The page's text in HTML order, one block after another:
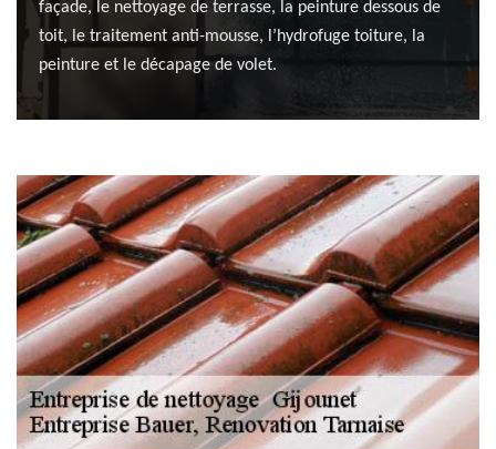
façade, le nettoyage de terrasse, la peinture dessous de
toit, le traitement anti-mousse, l’hydrofuge toiture, la
peinture et le décapage de volet.